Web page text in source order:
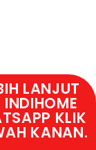
LANJUT
KLIK
KANAN.